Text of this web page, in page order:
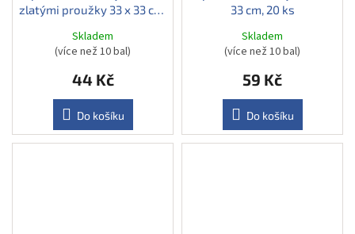
zlatými proužky 33 x 33 cm,
Skladem
(více než 10 bal)
44 Kč
Do košíku
33 cm, 20 ks
Skladem
(více než 10 bal)
59 Kč
Do košíku